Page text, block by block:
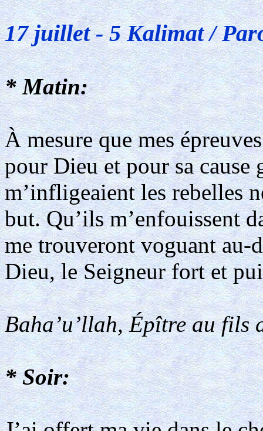
17 juillet - 5 Kalimat /
* Matin:
À mesure que mes
pour Dieu et pour sa cause
m’infligeaient les rebelles
but. Qu’ils m’enfouissent
me trouveront voguant au-
Dieu, le Seigneur fort et
Baha’u’llah, Épître au fils
* Soir: